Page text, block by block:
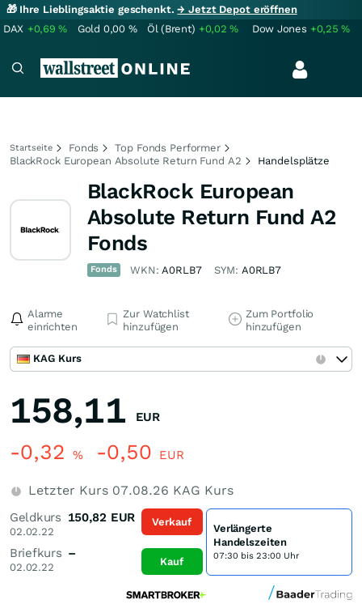
🎁 Ihre Lieblingsaktie geschenkt.→ Jetzt Depot eröffnen
DAX +0,69% Gold 0,00 % Öl (Brent) +0,02% Dow Jones +0,25%
Startseite Fonds
Top Fonds Performer
BlackRock European Absolute Return Fund A2
Handelsplätze
BlackRock European
Absolute Return Fund A2
Fonds
Fonds WKN:A0RLB7 SYM: A0RLB7
Alarme
einrichten
Zur Watchlist
hinzufügen
Zum Portfolio
hinzufügen
KAG Kurs
158,11 EUR
-0,32 % -0,50 EUR
Letzter Kurs 07.08.26 KAG Kurs
Geldkurs
02.02.22
150,82 EUR
Briefkurs
02.02.22
–
Verkauf
Kauf
Verlängerte
Handelszeiten
07:30 bis 23:00 Uhr